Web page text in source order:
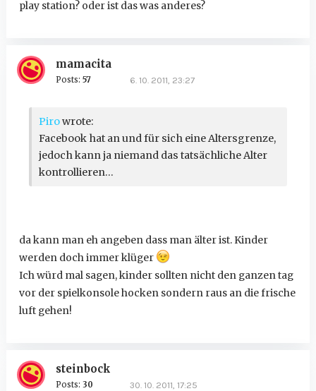
play station? oder ist das was anderes?
mamacita
Posts: 57 6. 10. 2011, 23:27
Pirowrote:
Facebook hat an und für sich eine Altersgrenze,
jedoch kann ja niemand das tatsächliche Alter
kontrollieren...
da kann man eh angeben dass man älter ist. Kinder
werden doch immer klüger
Ich würd mal sagen, kinder sollten nicht den ganzen tag
vor der spielkonsole hocken sondern raus an die frische
luft gehen!
steinbock
Posts: 30 30. 10. 2011, 17:25